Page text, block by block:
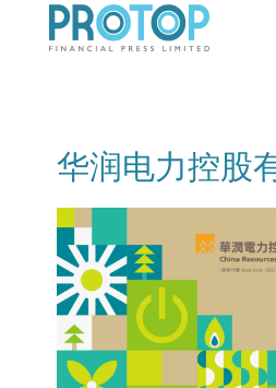
华润电力控股